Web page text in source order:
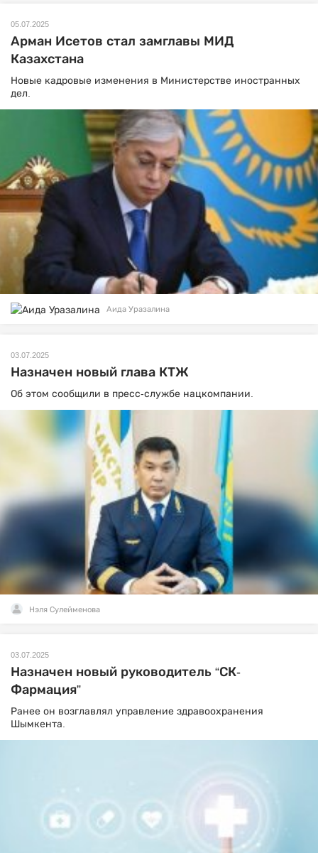
05.07.2025
Арман Исетов стал замглавы МИД
Казахстана
Новые кадровые изменения в Министерстве иностранных
дел.
Аида Уразалина
03.07.2025
Назначен новый глава КТЖ
Об этом сообщили в пресс-службе нацкомпании.
Нэля Сулейменова
03.07.2025
Назначен новый руководитель “СК-
Фармация”
Ранее он возглавлял управление здравоохранения
Шымкента.